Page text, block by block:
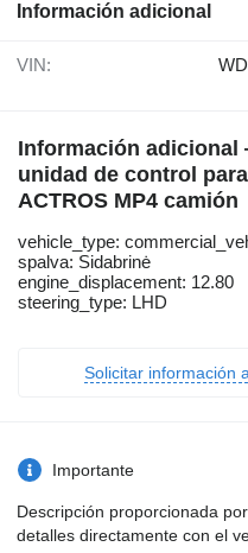
Información adicional
VIN:
Información adicional
unidad de control
ACTROS MP4 camión
vehicle_type:
spalva: Sidabrinė
engine_displacement: 12.80
steering_type: LHD
Solicitar información
Importante
Descripción proporcionada
detalles directamente con el